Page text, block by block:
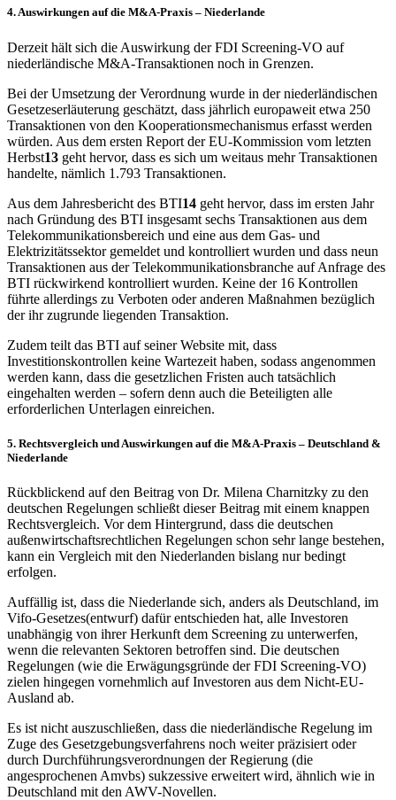
4. Auswirkungen auf die M&A-Praxis – Niederlande
Derzeit hält sich die Auswirkung der FDI Screening-VO auf
niederländische M&A-Transaktionen noch in Grenzen.
Bei der Umsetzung der Verordnung wurde in der niederländischen
Gesetzeserläuterung geschätzt, dass jährlich europaweit etwa 250
Transaktionen von den Kooperationsmechanismus erfasst werden
würden. Aus dem ersten Report der EU-Kommission vom letzten
Herbst13 geht hervor, dass es sich um weitaus mehr Transaktionen
handelte, nämlich 1.793 Transaktionen.
Aus dem Jahresbericht des BTI14 geht hervor, dass im ersten Jahr
nach Gründung des BTI insgesamt sechs Transaktionen aus dem
Telekommunikationsbereich und eine aus dem Gas- und
Elektrizitätssektor gemeldet und kontrolliert wurden und dass neun
Transaktionen aus der Telekommunikationsbranche auf Anfrage des
BTI rückwirkend kontrolliert wurden. Keine der 16 Kontrollen
führte allerdings zu Verboten oder anderen Maßnahmen bezüglich
der ihr zugrunde liegenden Transaktion.
Zudem teilt das BTI auf seiner Website mit, dass
Investitionskontrollen keine Wartezeit haben, sodass angenommen
werden kann, dass die gesetzlichen Fristen auch tatsächlich
eingehalten werden – sofern denn auch die Beteiligten alle
erforderlichen Unterlagen einreichen.
5. Rechtsvergleich und Auswirkungen auf die M&A-Praxis – Deutschland &
Niederlande
Rückblickend auf den Beitrag von Dr. Milena Charnitzky zu den
deutschen Regelungen schließt dieser Beitrag mit einem knappen
Rechtsvergleich. Vor dem Hintergrund, dass die deutschen
außenwirtschaftsrechtlichen Regelungen schon sehr lange bestehen,
kann ein Vergleich mit den Niederlanden bislang nur bedingt
erfolgen.
Auffällig ist, dass die Niederlande sich, anders als Deutschland, im
Vifo-Gesetzes(entwurf) dafür entschieden hat, alle Investoren
unabhängig von ihrer Herkunft dem Screening zu unterwerfen,
wenn die relevanten Sektoren betroffen sind. Die deutschen
Regelungen (wie die Erwägungsgründe der FDI Screening-VO)
zielen hingegen vornehmlich auf Investoren aus dem Nicht-EU-
Ausland ab.
Es ist nicht auszuschließen, dass die niederländische Regelung im
Zuge des Gesetzgebungsverfahrens noch weiter präzisiert oder
durch Durchführungsverordnungen der Regierung (die
angesprochenen Amvbs) sukzessive erweitert wird, ähnlich wie in
Deutschland mit den AWV-Novellen.